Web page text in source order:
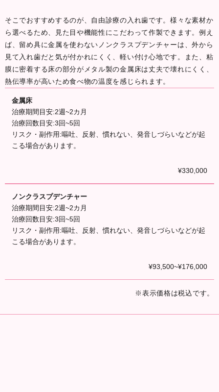
そこでおすすめするのが、自由診療の入れ歯です。様々な素材か
ら選べるため、見た目や機能性にこだわって作製できます。例え
ば、留め具に金属を使わないノンクラスプデンチャーは、外から
見て入れ歯だと気が付かれにくく、軽い付け心地です。また、粘
膜に密着する床の部分がメタル製の金属床は丈夫で壊れにくく、
熱伝導率が高いため食べ物の温度を感じられます。
金属床
治療期間目安:2週~2カ月
治療回数目安:3回~5回
リスク・副作用:嘔吐、反射、慣れない、発音しづらいなどが起
こる場合があります。
¥330,000
ノンクラスプデンチャー
治療期間目安:2週~2カ月
治療回数目安:3回~5回
リスク・副作用:嘔吐、反射、慣れない、発音しづらいなどが起
こる場合があります。
¥93,500~¥176,000
※表示価格は税込です。